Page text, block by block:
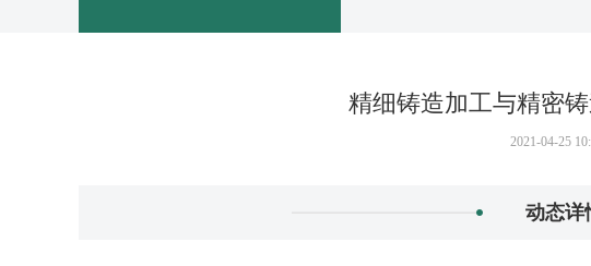
精细铸造加工与精密
2021-04-25
动态详